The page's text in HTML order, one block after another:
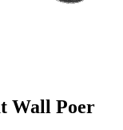
Wall Poer